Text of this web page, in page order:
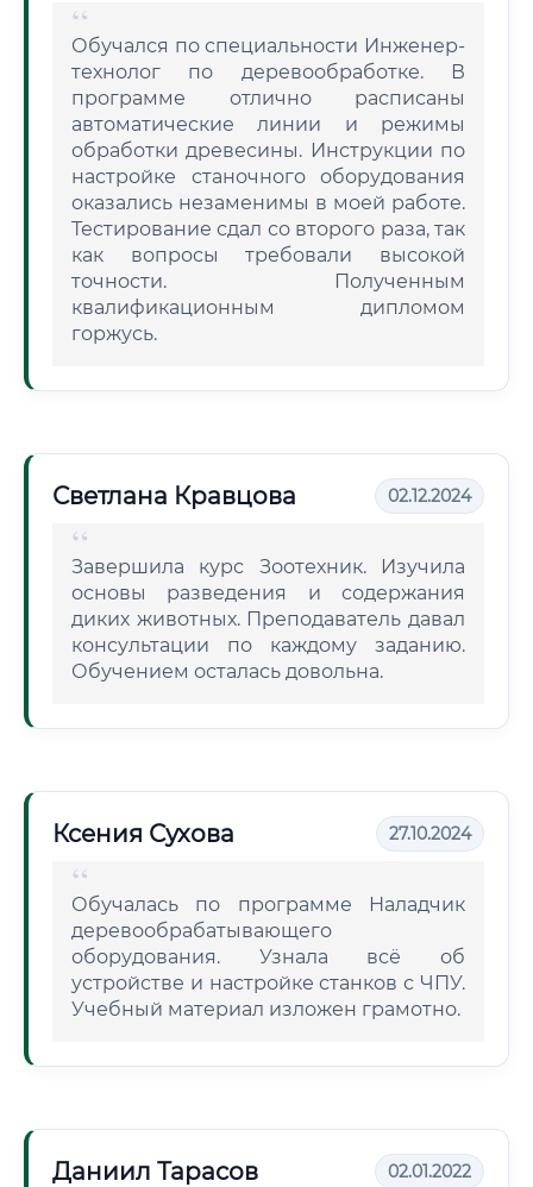
Обучался по специальности Инженер-
технолог по деревообработке. В
программе отлично расписаны
автоматические линии и режимы
обработки древесины. Инструкции по
настройке станочного оборудования
оказались незаменимы в моей работе.
Тестирование сдал со второго раза, так
как вопросы требовали высокой
точности. Полученным
квалификационным дипломом
горжусь.
Светлана Кравцова 02.12.2024
Завершила курс Зоотехник. Изучила
основы разведения и содержания
диких животных. Преподаватель давал
консультации по каждому заданию.
Обучением осталась довольна.
Ксения Сухова 27.10.2024
Обучалась по программе Наладчик
деревообрабатывающего
оборудования. Узнала всё об
устройстве и настройке станков с ЧПУ.
Учебный материал изложен грамотно.
Даниил Тарасов 02.01.2022